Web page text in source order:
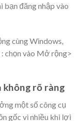
đăng nhập vào
cùng Windows,
chọn vào Mở rộng>
không rõ ràng
một số công cụ
gốc vì nhiều khi lợi